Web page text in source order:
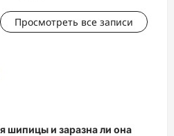
Просмотреть все записи
шипицы и заразна ли она